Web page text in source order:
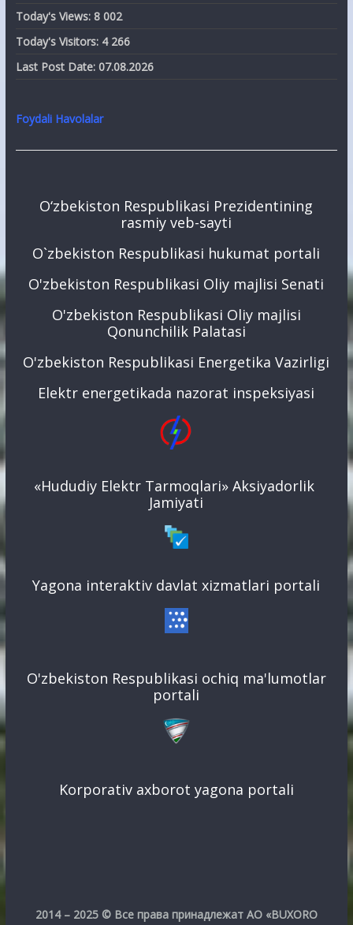
Today's Views: 8 002
Today's Visitors: 4 266
Last Post Date: 07.08.2026
Foydali Havolalar
O‘zbekiston Respublikasi Prezidentining
rasmiy veb-sayti
O`zbekiston Respublikasi hukumat portali
O'zbekiston Respublikasi Oliy majlisi Senati
O'zbekiston Respublikasi Oliy majlisi
Qonunchilik Palatasi
O'zbekiston Respublikasi Energetika Vazirligi
Elektr energetikada nazorat inspeksiyasi
«Hududiy Elektr Tarmoqlari» Aksiyadorlik
Jamiyati
Yagona interaktiv davlat xizmatlari portali
O'zbekiston Respublikasi ochiq ma'lumotlar
portali
Korporativ axborot yagona portali
2014 – 2025 © Все права принадлежат АО «BUXORO